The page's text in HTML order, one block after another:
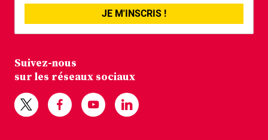
JE M'INSCRIS !
Suivez-nous
sur les réseaux sociaux